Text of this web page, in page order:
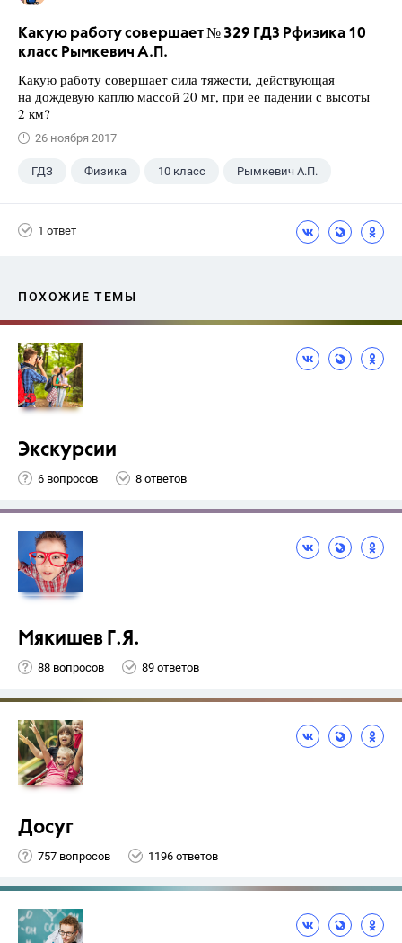
Какую работу совершает № 329 ГДЗ Рфизика 10
класс Рымкевич А.П.
Какую работу совершает сила тяжести, действующая
на дождевую каплю массой 20 мг, при ее падении с высоты
2 км?
26 ноября 2017
ГДЗ Физика 10 класс Рымкевич А.П.
1 ответ
ПОХОЖИЕ ТЕМЫ
Экскурсии
6 вопросов 8 ответов
Мякишев Г.Я.
88 вопросов 89 ответов
Досуг
757 вопросов 1196 ответов